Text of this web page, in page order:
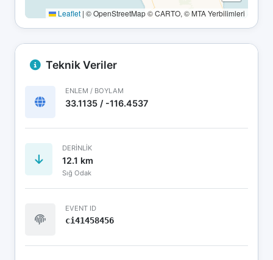
Leaflet | © OpenStreetMap © CARTO, © MTA Yerbilimleri
Teknik Veriler
ENLEM / BOYLAM
33.1135 / -116.4537
DERINLIK
12.1 km
Sığ Odak
EVENT ID
ci41458456